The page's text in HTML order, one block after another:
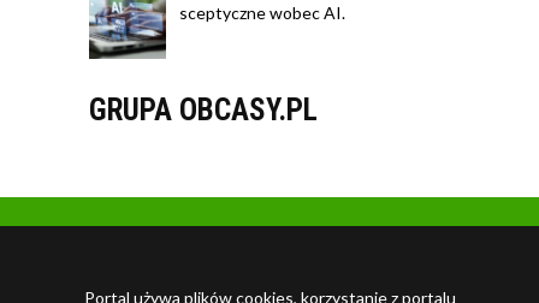
sceptyczne wobec AI.
GRUPA OBCASY.PL
Portal używa plików cookies, korzystanie z portalu